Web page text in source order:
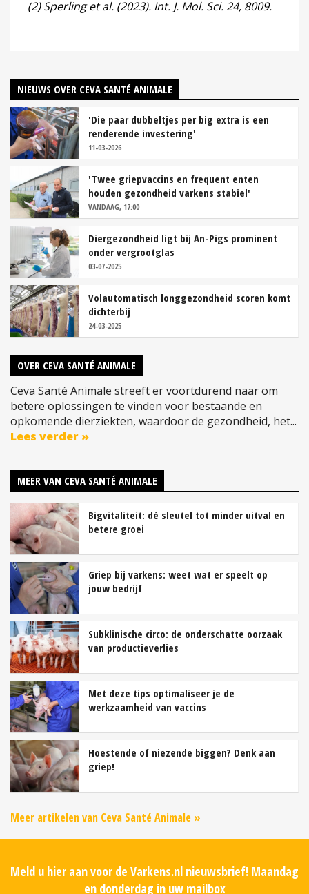
(2) Sperling et al. (2023). Int. J. Mol. Sci. 24, 8009.
NIEUWS OVER CEVA SANTÉ ANIMALE
'Die paar dubbeltjes per big extra is een
renderende investering'
11-03-2026
'Twee griepvaccins en frequent enten
houden gezondheid varkens stabiel'
VANDAAG, 17:00
Diergezondheid ligt bij An-Pigs prominent
onder vergrootglas
03-07-2025
Volautomatisch longgezondheid scoren komt
dichterbij
24-03-2025
OVER CEVA SANTÉ ANIMALE
Ceva Santé Animale streeft er voortdurend naar om
betere oplossingen te vinden voor bestaande en
opkomende dierziekten, waardoor de gezondheid, het...
Lees verder »
MEER VAN CEVA SANTÉ ANIMALE
Bigvitaliteit: dé sleutel tot minder uitval en
betere groei
Griep bij varkens: weet wat er speelt op
jouw bedrijf
Subklinische circo: de onderschatte oorzaak
van productieverlies
Met deze tips optimaliseer je de
werkzaamheid van vaccins
Hoestende of niezende biggen? Denk aan
griep!
Meer artikelen van Ceva Santé Animale »
Meld u hier aan voor de Varkens.nl nieuwsbrief! Maandag
en donderdag in uw mailbox